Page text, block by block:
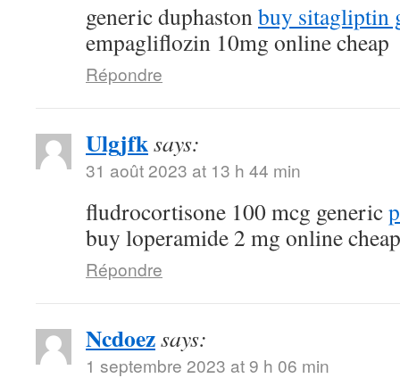
generic duphastonbuy sitagliptin
empagliflozin 10mg online cheap
Répondre
Ulgjfksays:
31 août 2023 at 13 h 44 min
fludrocortisone 100 mcg generic
buy loperamide 2 mg online cheap
Répondre
Ncdoezsays:
1 septembre 2023 at 9 h 06 min